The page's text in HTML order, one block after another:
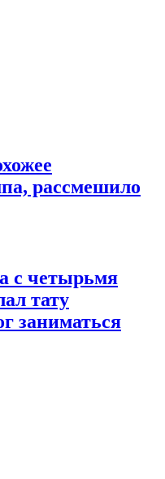
рассмешило
с четырьмя
тату
заниматься